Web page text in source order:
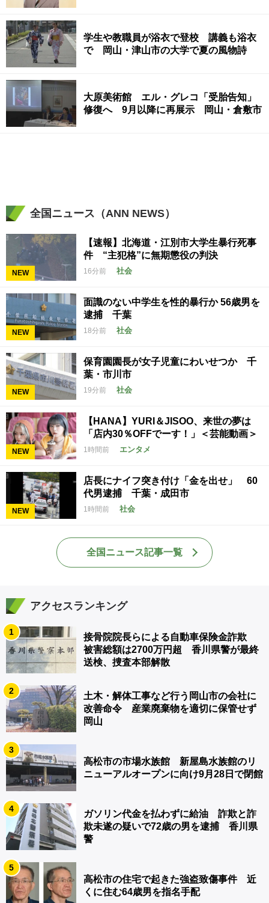
学生や教職員が浴衣で登校 講義も浴衣
で 岡山・津山市の大学で夏の風物詩
大原美術館 エル・グレコ「受胎告知」
修復へ 9月以降に再展示 岡山・倉敷市
全国ニュース（ANN NEWS）
NEW
【速報】北海道・江別市大学生暴行死事
件 “主犯格”に無期懲役の判決
16分前 社会
NEW
面識のない中学生を性的暴行か 56歳男を
逮捕 千葉
18分前 社会
NEW
保育園園長が女子児童にわいせつか 千
葉・市川市
19分前 社会
NEW
【HANA】YURI＆JISOO、来世の夢は
「店内30％OFFでーす！」＜芸能動画＞
1時間前 エンタメ
NEW
店長にナイフ突き付け「金を出せ」 60
代男逮捕 千葉・成田市
1時間前 社会
全国ニュース記事一覧
アクセスランキング
1
接骨院院長らによる自動車保険金詐欺
被害総額は2700万円超 香川県警が最終
送検、捜査本部解散
2
土木・解体工事など行う岡山市の会社に
改善命令 産業廃棄物を適切に保管せず
岡山
3
高松市の市場水族館 新屋島水族館のリ
ニューアルオープンに向け9月28日で閉館
4
ガソリン代金を払わずに給油 詐欺と詐
欺未遂の疑いで72歳の男を逮捕 香川県
警
5
高松市の住宅で起きた強盗致傷事件 近
くに住む64歳男を指名手配